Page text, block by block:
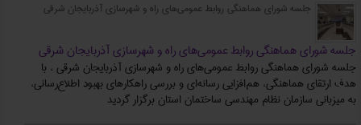
جلسه شورای هماهنگی روابط عمومی‌های راه و شهرسازی آذربایجان شرقی
جلسه شورای هماهنگی روابط عمومی‌های راه و شهرسازی آذربایجان شرقی
جلسه شورای هماهنگی روابط عمومی‌های راه و شهرسازی آذربایجان شرقی ، با
هدف ارتقای هماهنگی، هم‌افزایی رسانه‌ای و بررسی راهکارهای بهبود اطلاع‌رسانی،
به میزبانی سازمان نظام مهندسی ساختمان استان برگزار گردید